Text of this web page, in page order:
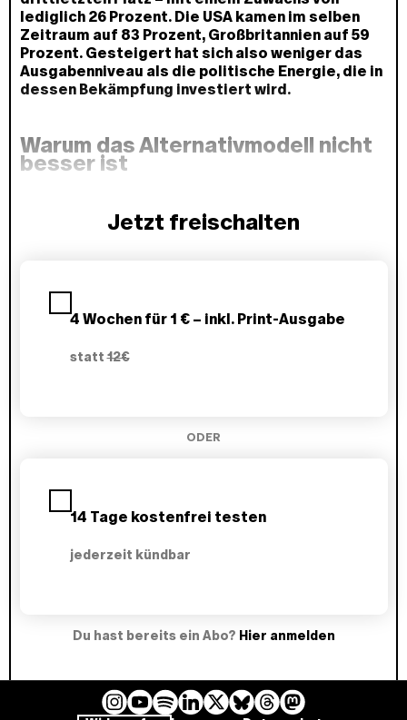
lediglich 26 Prozent. Die USA kamen im selben
Zeitraum auf 83 Prozent, Großbritannien auf 59
Prozent. Gesteigert hat sich also weniger das
Ausgabenniveau als die politische Energie, die in
dessen Bekämpfung investiert wird.
Warum das Alternativmodell nicht
besser ist
Jetzt freischalten
4 Wochen für 1 € – inkl. Print-Ausgabe
statt12€
ODER
14 Tage kostenfrei testen
jederzeit kündbar
Du hast bereits ein Abo? Hier anmelden
I Y S L B T M